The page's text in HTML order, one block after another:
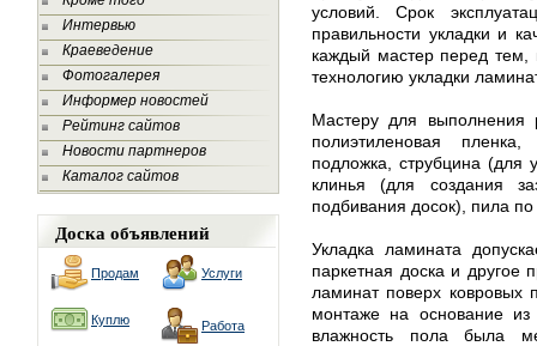
Интервью
Краеведение
Фотогалерея
Информер новостей
Рейтинг сайтов
Новости партнеров
Каталог сайтов
Доска объявлений
Продам Услуги
Куплю Работа
условий. Срок
правильности укладки и
каждый мастер перед тем,
технологию укладки
Мастеру для выполнения
полиэтиленовая
подложка, струбцина (для
клинья (для создания
подбивания досок), пила
Укладка ламината
паркетная доска и другое
ламинат поверх ковровых
монтаже на основание из
влажность пола была